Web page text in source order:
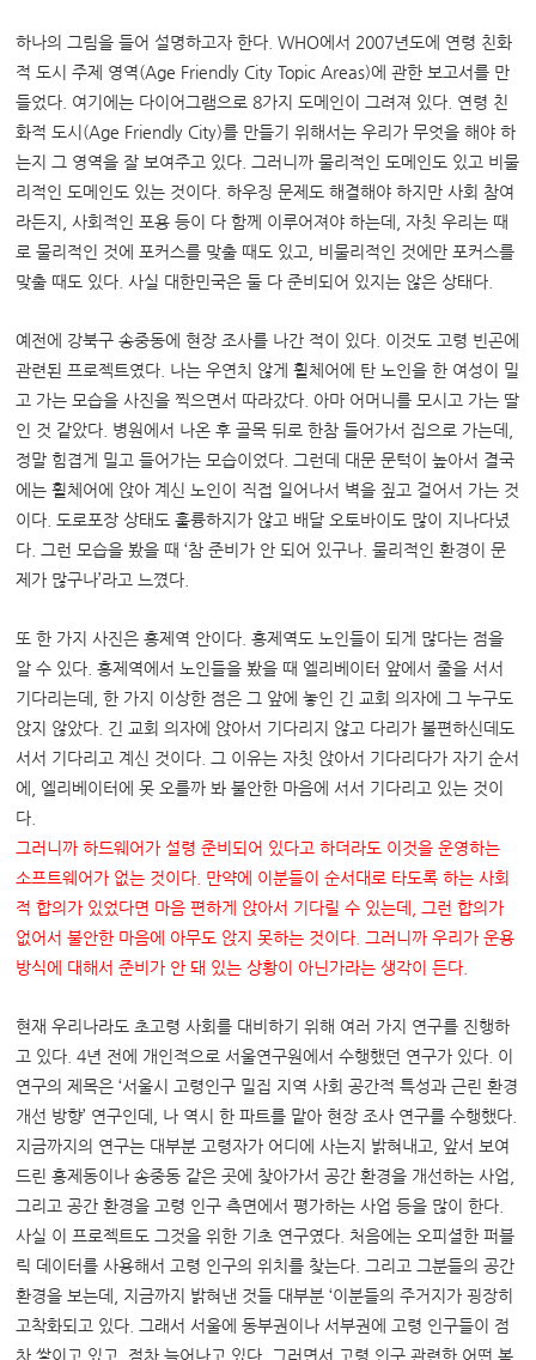
하나의 그림을 들어 설명하고자 한다. WHO에서 2007년도에 연령 친화
적 도시 주제 영역(Age Friendly City Topic Areas)에 관한 보고서를 만
들었다. 여기에는 다이어그램으로 8가지 도메인이 그려져 있다. 연령 친
화적 도시(Age Friendly City)를 만들기 위해서는 우리가 무엇을 해야 하
는지 그 영역을 잘 보여주고 있다. 그러니까 물리적인 도메인도 있고 비물
리적인 도메인도 있는 것이다. 하우징 문제도 해결해야 하지만 사회 참여
라든지, 사회적인 포용 등이 다 함께 이루어져야 하는데, 자칫 우리는 때
로 물리적인 것에 포커스를 맞출 때도 있고, 비물리적인 것에만 포커스를
맞출 때도 있다. 사실 대한민국은 둘 다 준비되어 있지는 않은 상태다.
예전에 강북구 송중동에 현장 조사를 나간 적이 있다. 이것도 고령 빈곤에
관련된 프로젝트였다. 나는 우연치 않게 휠체어에 탄 노인을 한 여성이 밀
고 가는 모습을 사진을 찍으면서 따라갔다. 아마 어머니를 모시고 가는 딸
인 것 같았다. 병원에서 나온 후 골목 뒤로 한참 들어가서 집으로 가는데,
정말 힘겹게 밀고 들어가는 모습이었다. 그런데 대문 문턱이 높아서 결국
에는 휠체어에 앉아 계신 노인이 직접 일어나서 벽을 짚고 걸어서 가는 것
이다. 도로포장 상태도 훌륭하지가 않고 배달 오토바이도 많이 지나다녔
다. 그런 모습을 봤을 때 ‘참 준비가 안 되어 있구나. 물리적인 환경이 문
제가 많구나’라고 느꼈다.
또 한 가지 사진은 홍제역 안이다. 홍제역도 노인들이 되게 많다는 점을
알 수 있다. 홍제역에서 노인들을 봤을 때 엘리베이터 앞에서 줄을 서서
기다리는데, 한 가지 이상한 점은 그 앞에 놓인 긴 교회 의자에 그 누구도
앉지 않았다. 긴 교회 의자에 앉아서 기다리지 않고 다리가 불편하신데도
서서 기다리고 계신 것이다. 그 이유는 자칫 앉아서 기다리다가 자기 순서
에, 엘리베이터에 못 오를까 봐 불안한 마음에 서서 기다리고 있는 것이
다.
그러니까 하드웨어가 설령 준비되어 있다고 하더라도 이것을 운영하는
소프트웨어가 없는 것이다 만약에 이분들이 순서대로 타도록 하는 사회
적 합의가 있었다면 마음 편하게 앉아서 기다릴 수 있는데
그런 합의가
없어서 불안한 마음에 아무도 앉지 못하는 것이다
그러니까 우리가 운용
방식에 대해서 준비가 안 돼 있는 상황이 아닌가라는 생각이 든다
현재 우리나라도 초고령 사회를 대비하기 위해 여러 가지 연구를 진행하
고 있다. 4년 전에 개인적으로 서울연구원에서 수행했던 연구가 있다. 이
연구의 제목은 ‘서울시 고령인구 밀집 지역 사회 공간적 특성과 근린 환경
개선 방향’ 연구인데, 나 역시 한 파트를 맡아 현장 조사 연구를 수행했다.
지금까지의 연구는 대부분 고령자가 어디에 사는지 밝혀내고, 앞서 보여
드린 홍제동이나 송중동 같은 곳에 찾아가서 공간 환경을 개선하는 사업,
그리고 공간 환경을 고령 인구 측면에서 평가하는 사업 등을 많이 한다.
사실 이 프로젝트도 그것을 위한 기초 연구였다. 처음에는 오피셜한 퍼블
릭 데이터를 사용해서 고령 인구의 위치를 찾는다. 그리고 그분들의 공간
환경을 보는데, 지금까지 밝혀낸 것들 대부분 ‘이분들의 주거지가 굉장히
고착화되고 있다. 그래서 서울에 동부권이나 서부권에 고령 인구들이 점
차 쌓이고 있고, 점차 늘어나고 있다. 그러면서 고령 인구 관련한 어떤 복